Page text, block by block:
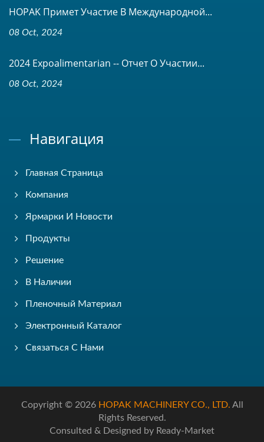
HOPAK Примет Участие В Международной...
08 Oct, 2024
2024 Expoalimentarian -- Отчет О Участии...
08 Oct, 2024
Навигация
Главная Страница
Компания
Ярмарки И Новости
Продукты
Решение
В Наличии
Пленочный Материал
Электронный Каталог
Связаться С Нами
Copyright © 2026 HOPAK MACHINERY CO., LTD. All
Rights Reserved.
Consulted & Designed by Ready-Market